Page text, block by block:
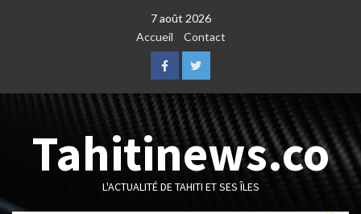
7 août 2026
Accueil
Contact
FacebookTwitter
Tahitinews.co
L'ACTUALITÉ DE TAHITI ET SES ÎLES